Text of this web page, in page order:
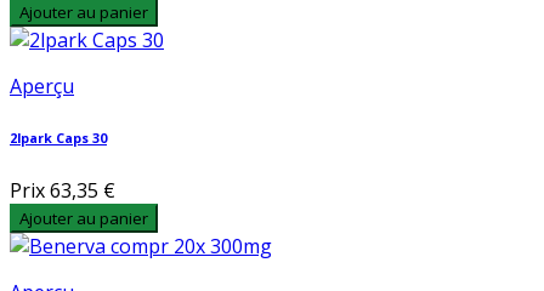
Ajouter au panier
Aperçu
2lpark Caps 30
Prix63,35 €
Ajouter au panier